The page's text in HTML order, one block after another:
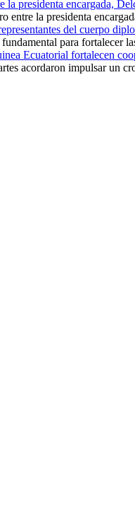
la presidenta encargada,
entre la presidenta
del cuerpo
para fortalecer
Ecuatorial fortalecen
acordaron impulsar un